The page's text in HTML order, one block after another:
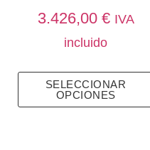
3.426,00 € IVA
incluido
SELECCIONAR
OPCIONES